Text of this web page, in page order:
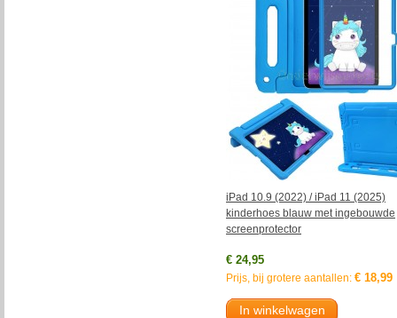
iPad 10.9 (2022) / iPad 11 (2025)
kinderhoes blauw met ingebouwde
screenprotector
€ 24,95
Prijs, bij grotere aantallen: € 18,99
In winkelwagen